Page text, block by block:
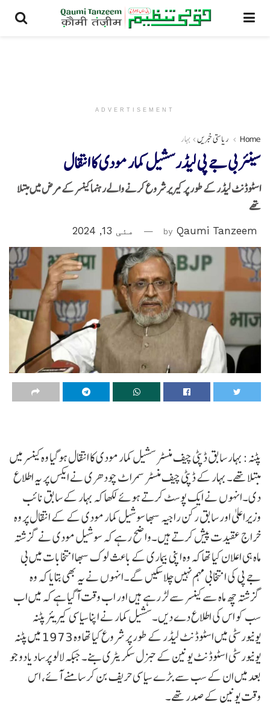
ADVERTISEMENT
Home ریاستی خبریں بہار
سینئر بی جے پی لیڈر سشیل کمار مودی کا انتقال
اسٹوڈنٹ لیڈر کے طور پرکیریر شروع کرنے والےرہنما کینسر کے مرض میں مبتلا
تھے
by Qaumi Tanzeem مئی 13, 2024
پٹنہ: بہار سابق ڈپٹی چیف منسٹر سشیل کمار مودی کا انتقال ہوگیا وہ کینسر میں
مبتلا تھے۔ بہار کے ڈپٹی چیف منسٹر سمراٹ چودھری نے ایکس پر یہ اطلاع
دی۔انہوں نے ایک پوسٹ کرتے ہوئے لکھا کہ بہار کے سابق نائب
وزیراعلیٰ اور سابق رکن راجیہ سبھا سوشیل کمار مودی کے کے انتقال پر وہ
خراج عقیدت پیش کرتےہیں۔واضح رہے کہ سوشیل مودی نے گزشتہ
ماہ ہی اعلان کیا تھا کہ وہ اپنی بیماری کے باعث لوک سبھا انتخابات میں بی
جے پی کی انتخابی مہم نہیں چلاسکیں گے۔انہوں نے یہ بھی بتایا کہ وہ
گزشتہ چھ ماہ سے کینسر سے لڑ رہے ہیں اور اب وقت آگیا ہے کہ میں اب
سب کو اس کی اطلاع دے دیں۔سشیل کمار نے اپنا سیاسی کیریئر پٹنہ
یونیورسٹی میں اسٹوڈنٹ لیڈر کے طور پر شروع کیا تھا وہ 1973 میں پٹنہ
یونیورسٹی اسٹوڈنٹ یونین کے جنرل سکریٹری بنے۔ جبکہ لالو پرساد یادو جو
بعد میں ان کے سب سے بڑے سیاسی حریف بن کر سامنے آئے، اس
وقت یونین کے صدر تھے۔